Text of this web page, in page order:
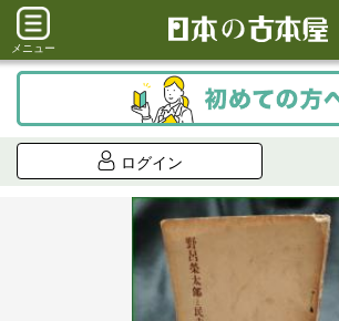
メニュー
ログイン